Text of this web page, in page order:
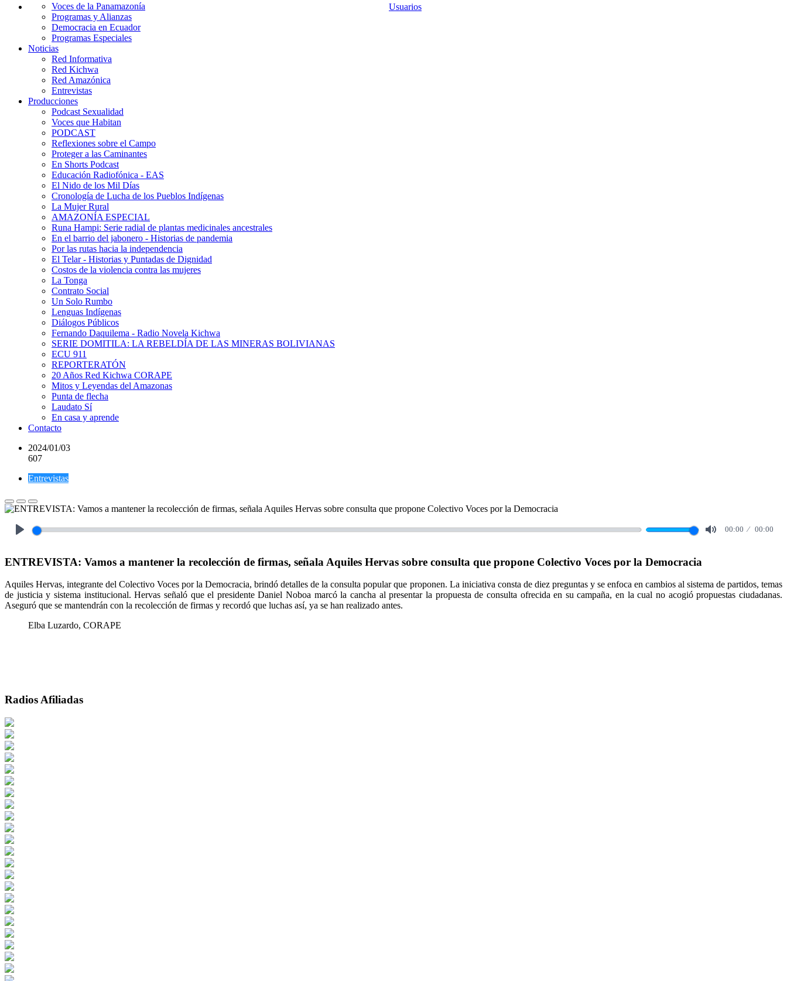
Usuarios
Voces de la Panamazonía
Programas y Alianzas
Democracia en Ecuador
Programas Especiales
Noticias
Red Informativa
Red Kichwa
Red Amazónica
Entrevistas
Producciones
Podcast Sexualidad
Voces que Habitan
PODCAST
Reflexiones sobre el Campo
Proteger a las Caminantes
En Shorts Podcast
Educación Radiofónica - EAS
El Nido de los Mil Días
Cronología de Lucha de los Pueblos Indígenas
La Mujer Rural
AMAZONÍA ESPECIAL
Runa Hampi: Serie radial de plantas medicinales ancestrales
En el barrio del jabonero - Historias de pandemia
Por las rutas hacia la independencia
El Telar - Historias y Puntadas de Dignidad
Costos de la violencia contra las mujeres
La Tonga
Contrato Social
Un Solo Rumbo
Lenguas Indígenas
Diálogos Públicos
Fernando Daquilema - Radio Novela Kichwa
SERIE DOMITILA: LA REBELDÍA DE LAS MINERAS BOLIVIANAS
ECU 911
REPORTERATÓN
20 Años Red Kichwa CORAPE
Mitos y Leyendas del Amazonas
Punta de flecha
Laudato Sí
En casa y aprende
Contacto
2024/01/03
607
Entrevistas
00:00 00:00
ENTREVISTA: Vamos a mantener la recolección de firmas, señala Aquiles Hervas sobre consulta que propone Colectivo Voces por la Democracia
Aquiles Hervas, integrante del Colectivo Voces por la Democracia, brindó detalles de la consulta popular que proponen. La iniciativa consta de diez preguntas y se enfoca en cambios al sistema de partidos, temas
de justicia y sistema institucional. Hervas señaló que el presidente Daniel Noboa marcó la cancha al presentar la propuesta de consulta ofrecida en su campaña, en la cual no acogió propuestas ciudadanas.
Aseguró que se mantendrán con la recolección de firmas y recordó que luchas así, ya se han realizado antes.
Elba Luzardo, CORAPE
Radios Afiliadas